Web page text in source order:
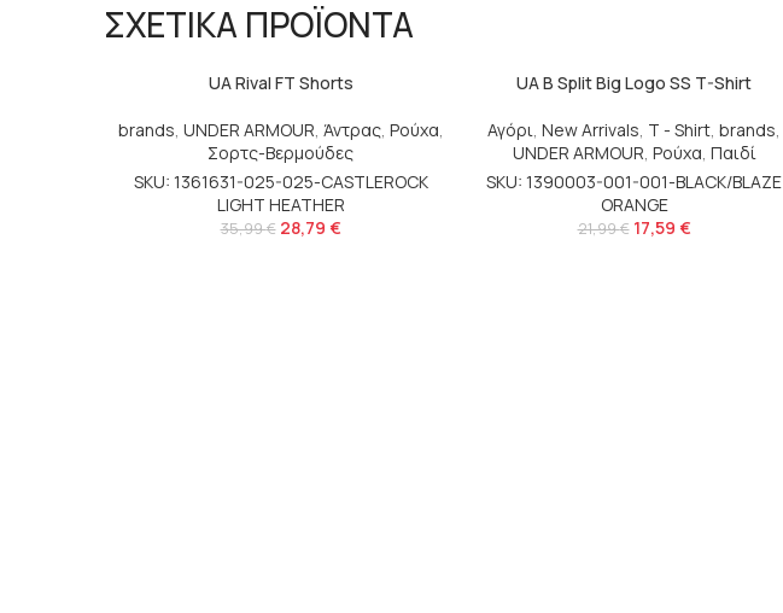
ΣΧΕΤΙΚΑ ΠΡΟΪΟΝΤΑ
UA Rival FT Shorts
brands, UNDER ARMOUR, Άντρας, Ρούχα,
Σορτς-Βερμούδες
SKU: 1361631-025-025-CASTLEROCK
LIGHT HEATHER
35,99€ 28,79 €
UA B Split Big Logo SS T-Shirt
Αγόρι, New Arrivals, T - Shirt, brands,
UNDER ARMOUR, Ρούχα, Παιδί
SKU: 1390003-001-001-BLACK/BLAZE
ORANGE
21,99€ 17,59 €